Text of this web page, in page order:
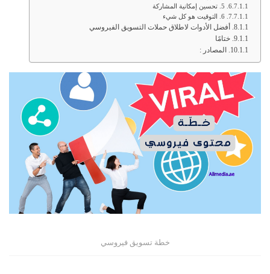
5. تحسين إمكانية المشاركة
6. التوقيت هو كل شيء
أفضل الأدوات لاطلاق حملات التسويق الفيروسي
ختامًا
المصادر :
خطة تسويق فيروسي